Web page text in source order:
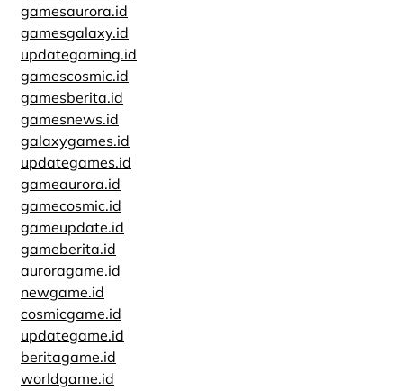
gamesaurora.id
gamesgalaxy.id
updategaming.id
gamescosmic.id
gamesberita.id
gamesnews.id
galaxygames.id
updategames.id
gameaurora.id
gamecosmic.id
gameupdate.id
gameberita.id
auroragame.id
newgame.id
cosmicgame.id
updategame.id
beritagame.id
worldgame.id